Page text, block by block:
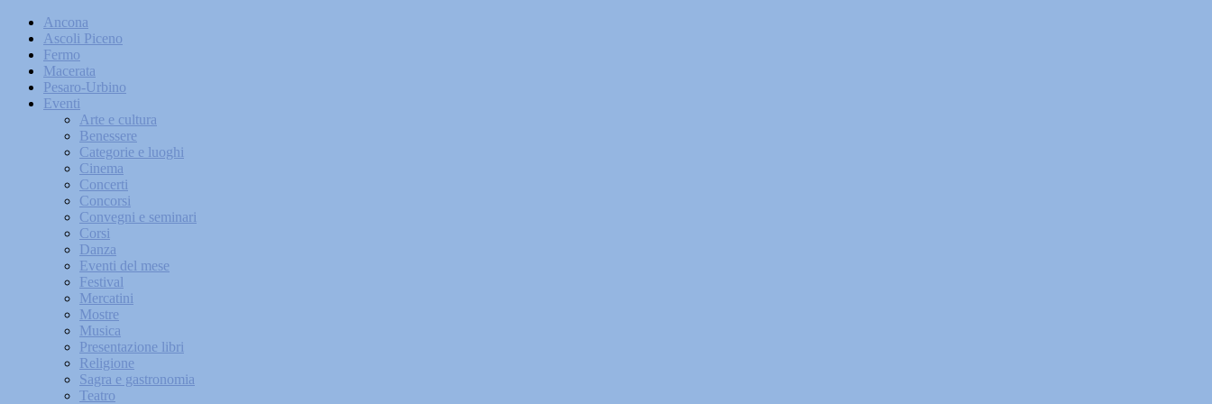
Ancona
Ascoli Piceno
Fermo
Macerata
Pesaro-Urbino
Eventi
Arte e cultura
Benessere
Categorie e luoghi
Cinema
Concerti
Concorsi
Convegni e seminari
Corsi
Danza
Eventi del mese
Festival
Mercatini
Mostre
Musica
Presentazione libri
Religione
Sagra e gastronomia
Teatro